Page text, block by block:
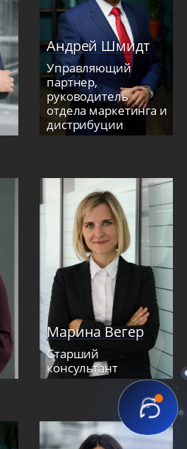
Андрей Шмидт
Управляющий
партнер,
руководитель
отдела маркетинга и
дистрибуции
Марина Вегер
Старший
консультант